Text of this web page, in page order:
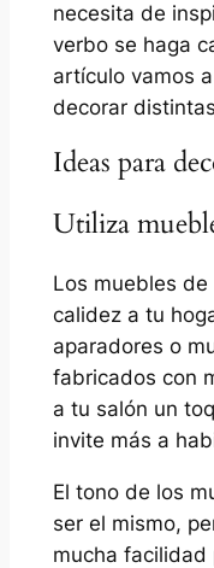
necesita de
verbo se haga
artículo vamos
decorar
Ideas para
Utiliza
Los muebles
calidez a tu
aparadores o
fabricados con
a tu salón un
invite más a
El tono de los
ser el mismo,
mucha facilidad